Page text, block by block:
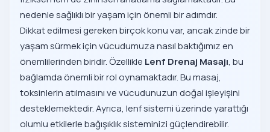
nedenle sağlıklı bir yaşam için önemli bir adımdır.
Dikkat edilmesi gereken birçok konu var, ancak zinde bir
yaşam sürmek için vücudumuza nasıl baktığımız en
önemlilerinden biridir. Özellikle Lenf Drenaj Masajı, bu
bağlamda önemli bir rol oynamaktadır. Bu masaj,
toksinlerin atılmasını ve vücudunuzun doğal işleyişini
desteklemektedir. Ayrıca, lenf sistemi üzerinde yarattığı
olumlu etkilerle bağışıklık sisteminizi güçlendirebilir.